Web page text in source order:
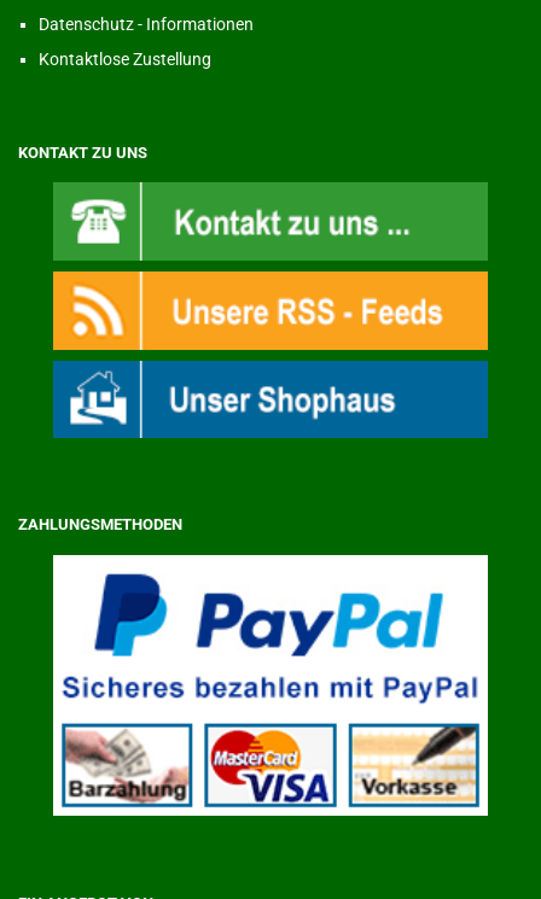
Datenschutz - Informationen
Kontaktlose Zustellung
KONTAKT ZU UNS
ZAHLUNGSMETHODEN